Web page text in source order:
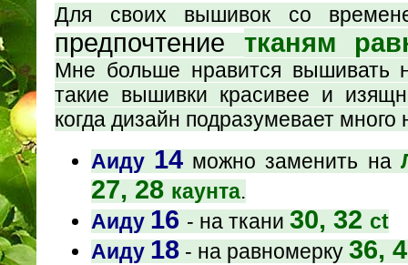
Для своих вышивок со
предпочтение тканям
Мне больше нравится вышивать
такие вышивки красивее и
когда дизайн подразумевает
Аиду 14 можно заменить на
27, 28каунта.
Аиду 16- на ткани 30, 32ct
Аиду 18 - на равномерку 36,